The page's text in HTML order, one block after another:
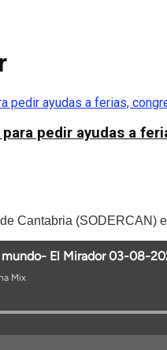
para pedir ayudas a
Cantabria (SODERCAN)